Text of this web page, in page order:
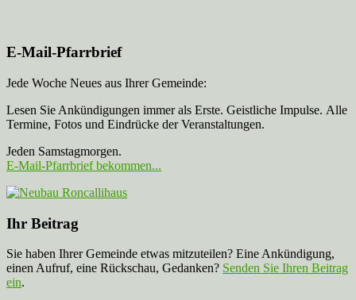
E-Mail-Pfarrbrief
Jede Woche Neues aus Ihrer Gemeinde:
Lesen Sie Ankündigungen immer als Erste. Geistliche Impulse. Alle
Termine, Fotos und Eindrücke der Veranstaltungen.
Jeden Samstagmorgen.
E-Mail-Pfarrbrief bekommen...
Ihr Beitrag
Sie haben Ihrer Gemeinde etwas mitzuteilen? Eine Ankündigung,
einen Aufruf, eine Rückschau, Gedanken? Senden Sie Ihren Beitrag
ein.